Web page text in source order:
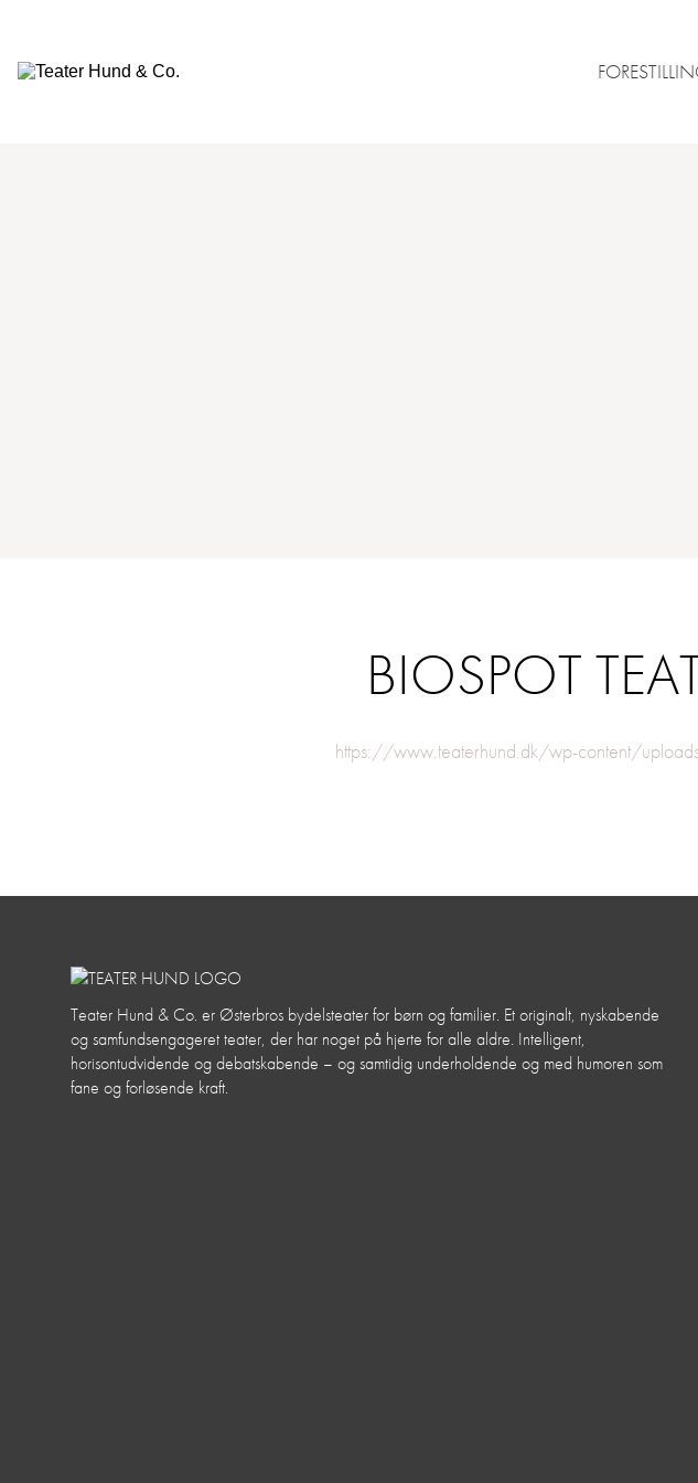
Teater
BIOSPOT
https://www.teaterhund.dk/wp-content/
Teater Hund & Co. er Østerbros bydelsteater for børn og familier. Et originalt, nyskabende
og samfundsengageret teater, der har noget på hjerte for alle aldre. Intelligent,
horisontudvidende og debatskabende – og samtidig underholdende og med humoren som
fane og forløsende kraft.